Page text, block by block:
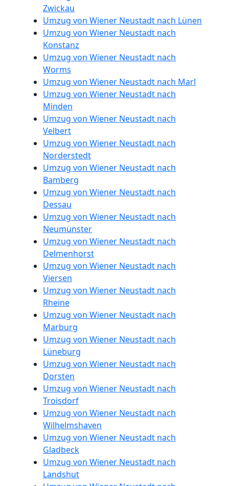
Zwickau
Umzug von Wiener Neustadt nach Lünen
Umzug von Wiener Neustadt nach
Konstanz
Umzug von Wiener Neustadt nach
Worms
Umzug von Wiener Neustadt nach Marl
Umzug von Wiener Neustadt nach
Minden
Umzug von Wiener Neustadt nach
Velbert
Umzug von Wiener Neustadt nach
Norderstedt
Umzug von Wiener Neustadt nach
Bamberg
Umzug von Wiener Neustadt nach
Dessau
Umzug von Wiener Neustadt nach
Neumünster
Umzug von Wiener Neustadt nach
Delmenhorst
Umzug von Wiener Neustadt nach
Viersen
Umzug von Wiener Neustadt nach
Rheine
Umzug von Wiener Neustadt nach
Marburg
Umzug von Wiener Neustadt nach
Lüneburg
Umzug von Wiener Neustadt nach
Dorsten
Umzug von Wiener Neustadt nach
Troisdorf
Umzug von Wiener Neustadt nach
Wilhelmshaven
Umzug von Wiener Neustadt nach
Gladbeck
Umzug von Wiener Neustadt nach
Landshut
Möbeltransport
Wiener
Neustadt
Beiladung
Wiener
Neustadt
Mini
Umzug
Wiener
Neustadt
Umzug
Mann
Wiener